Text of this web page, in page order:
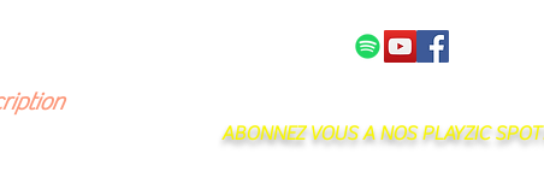
ABONNEZ VOUS A NOS PLAYZIC